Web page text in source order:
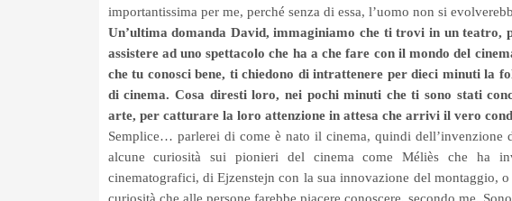
importantissima per me, perché senza di essa, l’uomo non si
Un’ultima domanda David, immaginiamo che ti trovi in un teatro,
assistere ad uno spettacolo che ha a che fare con il mondo del
che tu conosci bene, ti chiedono di intrattenere per dieci minuti la
di cinema. Cosa diresti loro, nei pochi minuti che ti sono stati
arte, per catturare la loro attenzione in attesa che arrivi il vero
Semplice… parlerei di come è nato il cinema, quindi dell’invenzione
alcune curiosità sui pionieri del cinema come Méliès che ha
cinematografici, di Ejzenstejn con la sua innovazione del montaggio,